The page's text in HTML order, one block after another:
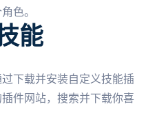
色。
能
下载并安装自定义技能插
件网站，搜索并下载你喜